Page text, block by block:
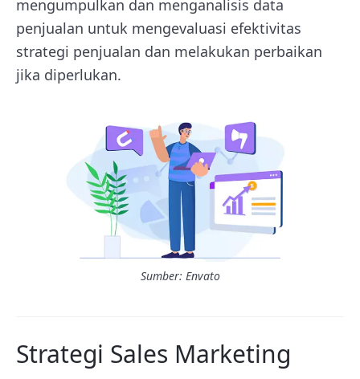
mengumpulkan dan menganalisis data
penjualan untuk mengevaluasi efektivitas
strategi penjualan dan melakukan perbaikan
jika diperlukan.
Sumber: Envato
Strategi Sales Marketing